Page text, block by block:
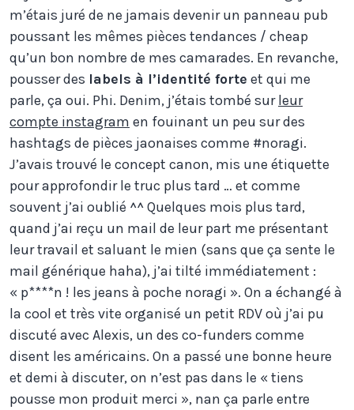
m’étais juré de ne jamais devenir un panneau pub
poussant les mêmes pièces tendances / cheap
qu’un bon nombre de mes camarades. En revanche,
pousser des labels à l’identité forte et qui me
parle, ça oui. Phi. Denim, j’étais tombé surleur
compte instagram en fouinant un peu sur des
hashtags de pièces jaonaises comme #noragi.
J’avais trouvé le concept canon, mis une étiquette
pour approfondir le truc plus tard … et comme
souvent j’ai oublié ^^ Quelques mois plus tard,
quand j’ai reçu un mail de leur part me présentant
leur travail et saluant le mien (sans que ça sente le
mail générique haha), j’ai tilté immédiatement :
« p****n ! les jeans à poche noragi ». On a échangé à
la cool et très vite organisé un petit RDV où j’ai pu
discuté avec Alexis, un des co-funders comme
disent les américains. On a passé une bonne heure
et demi à discuter, on n’est pas dans le « tiens
pousse mon produit merci », nan ça parle entre